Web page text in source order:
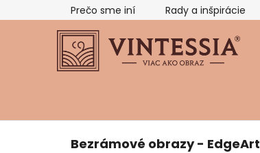
na
Prečo sme iní Rady a inšpirácie
Bezrámové obrazy - EdgeArt